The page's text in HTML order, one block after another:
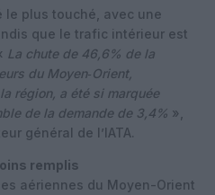
plus touché, avec une
que le trafic intérieur est
La chute de 46,6% de la
du Moyen‑Orient,
région, a été si marquée
de la demande de 3,4% »,
général de l’IATA.
remplis
aériennes du Moyen-Orient